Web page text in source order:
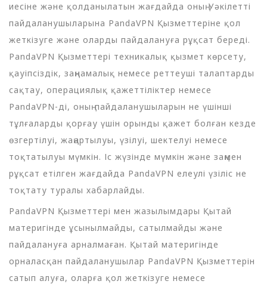
иесіне және қолданылатын жағдайда оның Уәкілетті
пайдаланушыларына PandaVPN Қызметтеріне қол
жеткізуге және оларды пайдалануға рұқсат береді.
PandaVPN Қызметтері техникалық қызмет көрсету,
қауіпсіздік, заңнамалық немесе реттеуші талаптарды
сақтау, операциялық қажеттіліктер немесе
PandaVPN-ді, оның пайдаланушыларын не үшінші
тұлғаларды қорғау үшін орынды қажет болған кезде
өзгертілуі, жаңартылуы, үзілуі, шектелуі немесе
тоқтатылуы мүмкін. Іс жүзінде мүмкін және заңмен
рұқсат етілген жағдайда PandaVPN елеулі үзіліс не
тоқтату туралы хабарлайды.
PandaVPN Қызметтері мен жазылымдары Қытай
материгінде ұсынылмайды, сатылмайды және
пайдалануға арналмаған. Қытай материгінде
орналасқан пайдаланушылар PandaVPN Қызметтерін
сатып алуға, оларға қол жеткізуге немесе